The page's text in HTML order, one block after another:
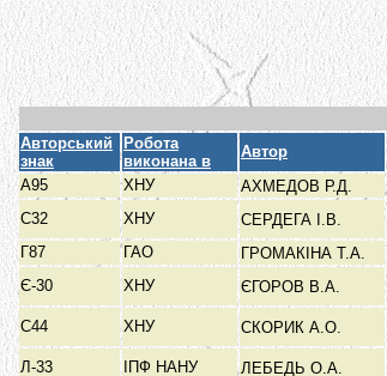
Авторський
знак
Робота
виконана в
Автор
А95
ХНУ АХМЕДОВ Р.Д.
С32
ХНУ СЕРДЕГА І.В.
Г87
ГАО ГРОМАКІНА Т.А.
Є-30
ХНУ ЄГОРОВ В.А.
С44 ХНУ СКОРИК А.О.
Л-33 ІПФ НАНУ ЛЕБЕДЬ О.А.